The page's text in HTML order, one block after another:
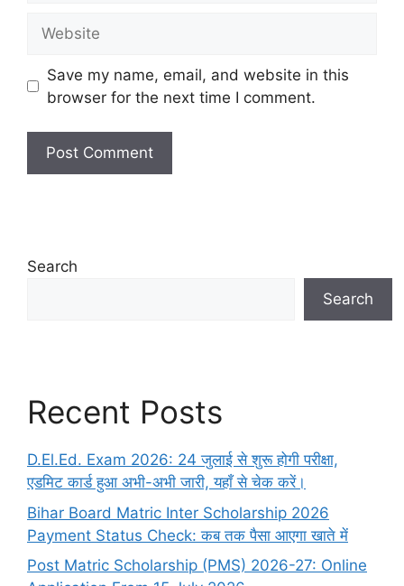
Save my name, email, and website in this
browser for the next time I comment.
Search
Search
Recent Posts
D.El.Ed. Exam 2026: 24 जुलाई से शुरू होगी परीक्षा,
एडमिट कार्ड हुआ अभी-अभी जारी, यहाँ से चेक करें।
Bihar Board Matric Inter Scholarship 2026
Payment Status Check: कब तक पैसा आएगा खाते में
Post Matric Scholarship (PMS) 2026-27: Online